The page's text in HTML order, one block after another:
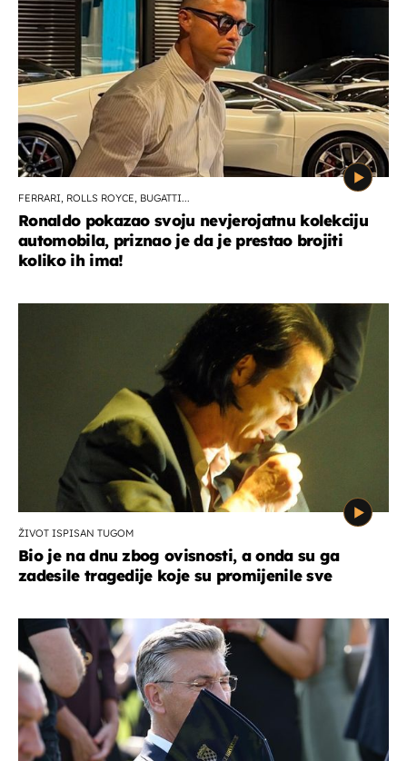
FERRARI, ROLLS ROYCE, BUGATTI...
Ronaldo pokazao svoju nevjerojatnu kolekciju
automobila, priznao je da je prestao brojiti
koliko ih ima!
ŽIVOT ISPISAN TUGOM
Bio je na dnu zbog ovisnosti, a onda su ga
zadesile tragedije koje su promijenile sve